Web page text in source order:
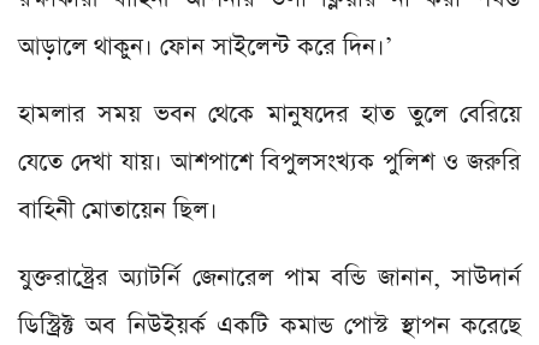
আড়ালে থাকুন। ফোন সাইলেন্ট করে দিন।’
হামলার সময় ভবন থেকে মানুষদের হাত তুলে বেরিয়ে
যেতে দেখা যায়। আশপাশে বিপুলসংখ্যক পুলিশ ও জরুরি
বাহিনী মোতায়েন ছিল।
যুক্তরাষ্ট্রের অ্যাটর্নি জেনারেল পাম বন্ডি জানান, সাউদার্ন
ডিস্ট্রিক্ট অব নিউইয়র্ক একটি কমান্ড পোস্ট স্থাপন করেছে